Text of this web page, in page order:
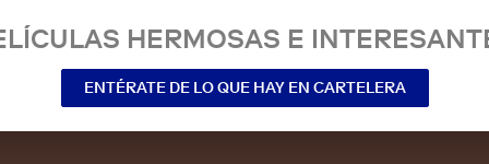
HERMOSAS E
ENTÉRATE DE LO QUE HAY EN CARTELERA